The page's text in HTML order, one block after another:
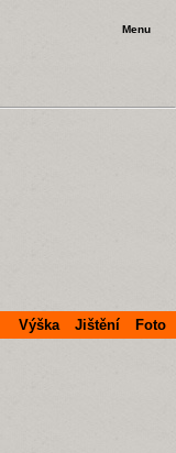
Menu
Výška Jištění
Foto